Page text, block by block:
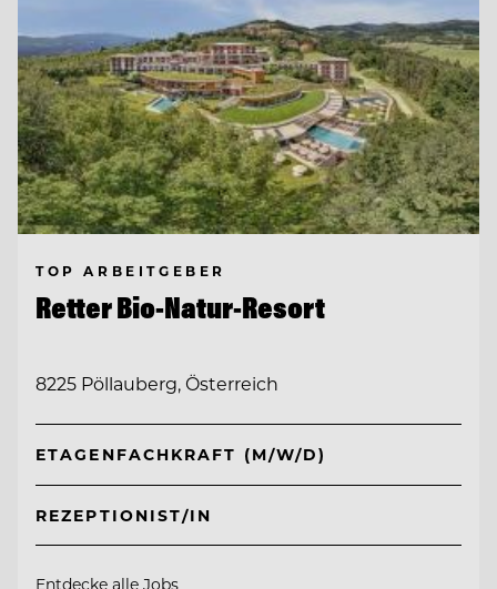
TOP ARBEITGEBER
Retter Bio-Natur-Resort
8225 Pöllauberg, Österreich
ETAGENFACHKRAFT (M/W/D)
REZEPTIONIST/IN
Entdecke alle Jobs